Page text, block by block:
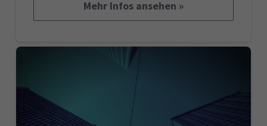
Mehr Infos ansehen »